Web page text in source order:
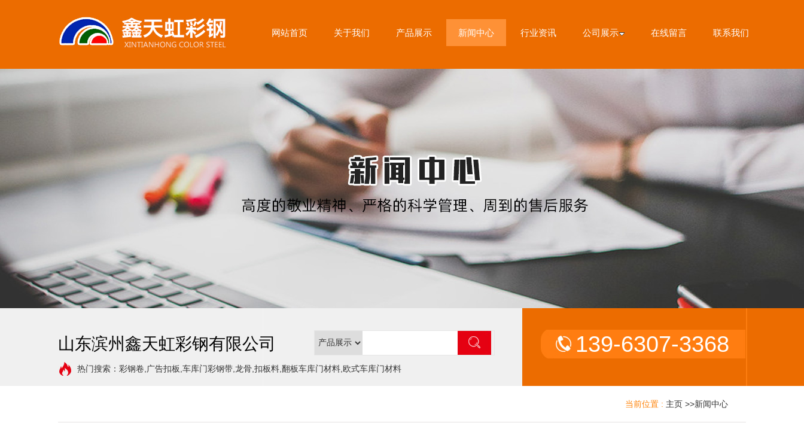
网站首页 关于我们 产品展示 新闻中心 行业资讯 公司展示 在线留言 联系我们
山东滨州鑫天虹彩钢有限公司
热门搜索：彩钢卷,广告扣板,车库门彩钢带,龙骨,扣板料,翻板车库门材料,欧式车库门材料
139-6307-3368
当前位置 : 主页 >>新闻中心